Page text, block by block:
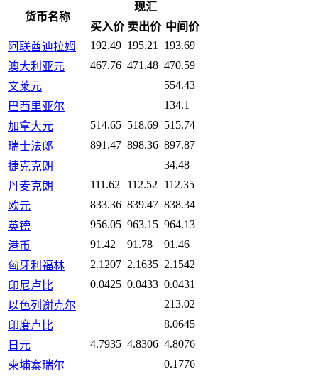
货币名称
现汇
买入价 卖出价 中间价
阿联酋迪拉姆
192.49 195.21
193.69
澳大利亚元
467.76 471.48 470.59
文莱元
554.43
巴西里亚尔
134.1
加拿大元
514.65 518.69 515.74
瑞士法郎
891.47 898.36 897.87
捷克克朗
34.48
丹麦克朗
111.62 112.52
112.35
欧元
833.36 839.47 838.34
英镑
956.05 963.15 964.13
港币
91.42 91.78
91.46
匈牙利福林
2.1207 2.1635 2.1542
印尼卢比
0.0425 0.0433 0.0431
以色列谢克尔
213.02
印度卢比
8.0645
日元
4.7935 4.8306 4.8076
柬埔寨瑞尔
0.1776